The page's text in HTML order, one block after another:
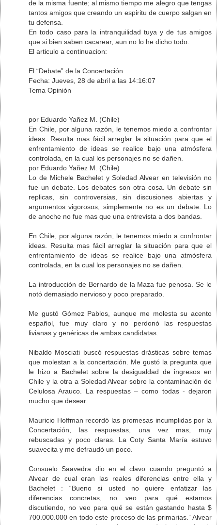
de la misma fuente; al mismo tiempo me alegro que tengas
tantos amigos que creando un espiritu de cuerpo salgan en
tu defensa.
En todo caso para la intranquilidad tuya y de tus amigos
que si bien saben cacarear, aun no lo he dicho todo.
El articulo a continuacion:
El “Debate” de la Concertación
Fecha: Jueves, 28 de abril a las 14:16:07
Tema Opinión
por Eduardo Yañez M. (Chile)
En Chile, por alguna razón, le tenemos miedo a confrontar
ideas. Resulta mas fácil arreglar la situación para que el
enfrentamiento de ideas se realice bajo una atmósfera
controlada, en la cual los personajes no se dañen.
por Eduardo Yañez M. (Chile)
Lo de Michele Bachelet y Soledad Alvear en televisión no
fue un debate. Los debates son otra cosa. Un debate sin
replicas, sin controversias, sin discusiones abiertas y
argumentos vigorosos, simplemente no es un debate. Lo
de anoche no fue mas que una entrevista a dos bandas.
En Chile, por alguna razón, le tenemos miedo a confrontar
ideas. Resulta mas fácil arreglar la situación para que el
enfrentamiento de ideas se realice bajo una atmósfera
controlada, en la cual los personajes no se dañen.
La introducción de Bernardo de la Maza fue penosa. Se le
notó demasiado nervioso y poco preparado.
Me gustó Gómez Pablos, aunque me molesta su acento
español, fue muy claro y no perdonó las respuestas
livianas y genéricas de ambas candidatas.
Nibaldo Mosciati buscó respuestas drásticas sobre temas
que molestan a la concertación. Me gustó la pregunta que
le hizo a Bachelet sobre la desigualdad de ingresos en
Chile y la otra a Soledad Alvear sobre la contaminación de
Celulosa Arauco. La respuestas – como todas - dejaron
mucho que desear.
Mauricio Hoffman recordó las promesas incumplidas por la
Concertación, las respuestas, una vez mas, muy
rebuscadas y poco claras. La Coty Santa María estuvo
suavecita y me defraudó un poco.
Consuelo Saavedra dio en el clavo cuando preguntó a
Alvear de cual eran las reales diferencias entre ella y
Bachelet : “Bueno si usted no quiere enfatizar las
diferencias concretas, no veo para qué estamos
discutiendo, no veo para qué se están gastando hasta $
700.000.000 en todo este proceso de las primarias.” Alvear